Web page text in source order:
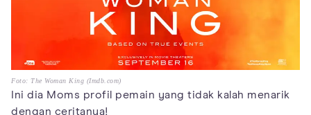
Foto: The Woman King (Imdb.com)
Ini dia Moms profil pemain yang tidak kalah menarik
dengan ceritanya!